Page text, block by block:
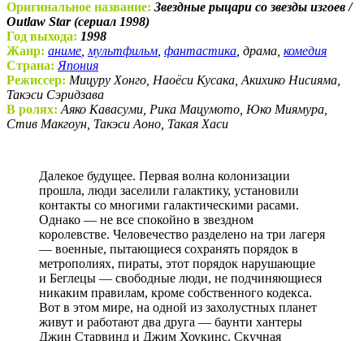
Оригинальное название: Звездные рыцари со звезды изгоев /
Outlaw Star (сериал 1998)
Год выхода: 1998
Жанр: аниме мультфильм фантастика , драма, комедия
Страна: Япония
Режиссер: Мицуру Хонго, Наоёси Кусака, Акихико Нисияма,
Такэси Сэридзава
В ролях: Аяко Кавасуми, Рика Мацумото, Юко Миямура,
Стив Макгоун, Такэси Аоно, Такая Хаси
Далекое будущее. Первая волна колонизации
прошла, люди заселили галактику, установили
контакты со многими галактическими расами.
Однако — не все спокойно в звездном
королевстве. Человечество разделено на три лагеря
— военные, пытающиеся сохранять порядок в
метрополиях, пираты, этот порядок нарушающие
и Беглецы — свободные люди, не подчиняющиеся
никаким правилам, кроме собственного кодекса.
Вот в этом мире, на одной из захолустных планет
живут и работают два друга — баунти хантеры
Джин Старвинд и Джим Хоукинс. Скучная